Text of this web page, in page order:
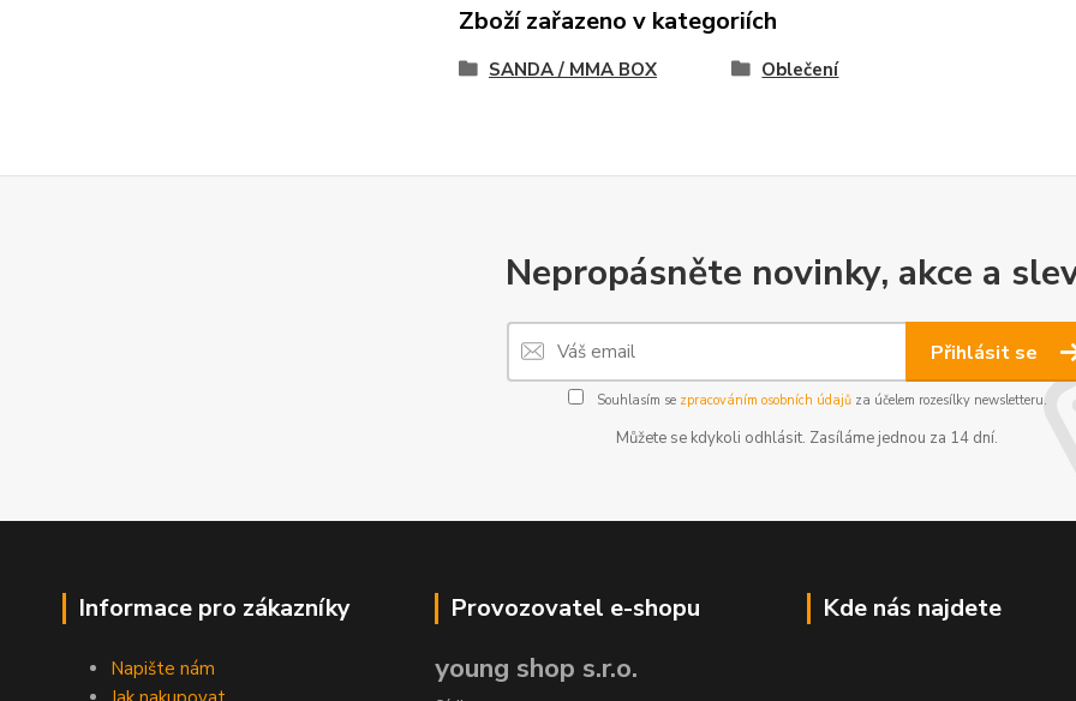
Zboží zařazeno v kategoriích
SANDA / MMA BOX Oblečení
Nepropásněte novinky, akce a
Přihlásit se
Souhlasím se zpracováním osobních údajůza účelem rozesílky newsletteru.
Můžete se kdykoli odhlásit. Zasíláme jednou za 14 dní.
Informace pro zákazníky
Napište nám
Provozovatel e-shopu
young shop s.r.o.
Kde nás najdete